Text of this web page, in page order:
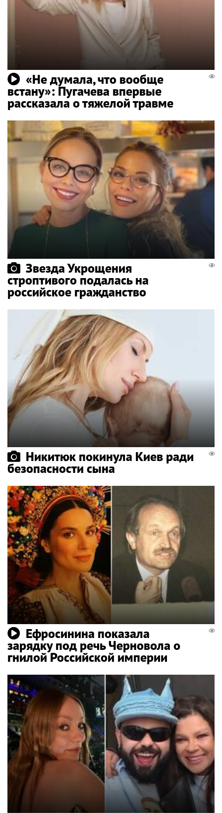
«Не думала, что вообще
встану»: Пугачева впервые
рассказала о тяжелой травме
Звезда Укрощения
строптивого подалась на
российское гражданство
Никитюк покинула Киев ради
безопасности сына
Ефросинина показала
зарядку под речь Черновола о
гнилой Российской империи